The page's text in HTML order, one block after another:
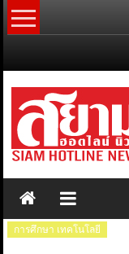
Skip
to
การศึกษา เทคโนโลยี